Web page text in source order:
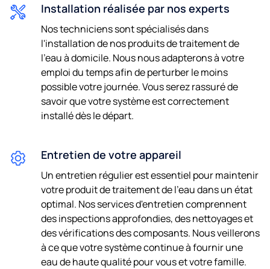
Téléphone
J'accepte d'être contacté(e) par e-mail et par téléphone
pour des offres promotionnelles.
En nous transmettant vos coordonnées, vous acceptez
Installation réalisée par nos experts
Nos techniciens sont spécialisés dans
l'installation de nos produits de traitement de
l'eau à domicile. Nous nous adapterons à votre
emploi du temps afin de perturber le moins
possible votre journée. Vous serez rassuré de
savoir que votre système est correctement
installé dès le départ.
Entretien de votre appareil
Un entretien régulier est essentiel pour maintenir
votre produit de traitement de l'eau dans un état
optimal. Nos services d'entretien comprennent
des inspections approfondies, des nettoyages et
des vérifications des composants. Nous veillerons
à ce que votre système continue à fournir une
eau de haute qualité pour vous et votre famille.